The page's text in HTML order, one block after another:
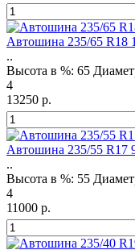
Автошина 235/65 R18
..
Высота в %: 65
4
13250 р.
Автошина 235/55 R17
..
Высота в %: 55
4
11000 р.